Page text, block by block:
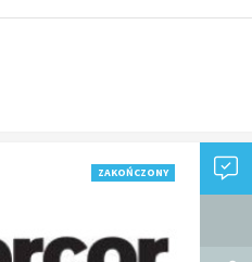
ZAKOŃCZONY